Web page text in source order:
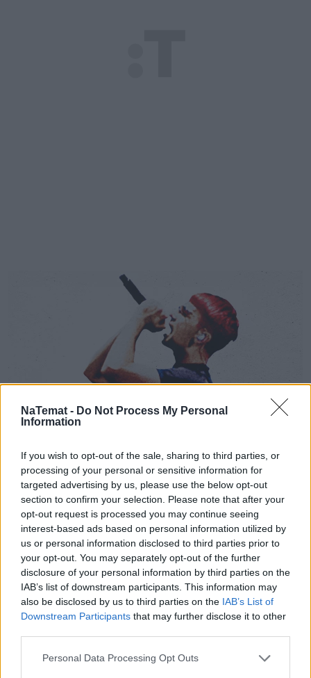
NaTemat - Do Not Process My Personal
Information
If you wish to opt-out of the sale, sharing to third parties, or
processing of your personal or sensitive information for
targeted advertising by us, please use the below opt-out
section to confirm your selection. Please note that after your
opt-out request is processed you may continue seeing
interest-based ads based on personal information utilized by
us or personal information disclosed to third parties prior to
your opt-out. You may separately opt-out of the further
disclosure of your personal information by third parties on the
IAB’s list of downstream participants. This information may
also be disclosed by us to third parties on the IAB’s List of
Downstream Participants that may further disclose it to other
Personal Data Processing Opt Outs
PGE Narodowym. Operator szykuje
mnóstwo atrakcji
Plus ponownie angażuje się w jedno z ważniejszych
wydarzeń muzycznych tego roku, kontynuując
partnerstwo technologiczne przy dwóch koncertach
MATY na PGE Narodowym, które odbędą się 15 i
16 maja 2026 roku. Wydarzenie 15.05 to koncert
"the best of MATA", a 16.05 to koncert zamykający
trasę #MATA2040.
Czytaj całość